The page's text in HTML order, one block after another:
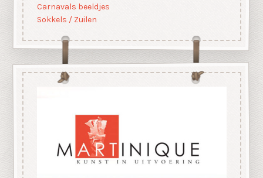
Carnavals beeldjes
Sokkels / Zuilen